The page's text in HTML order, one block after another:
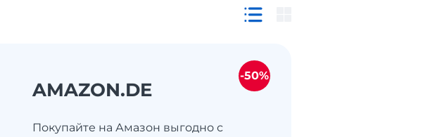
AMAZON.DE
Покупайте на Амазон выгодно с
-50%